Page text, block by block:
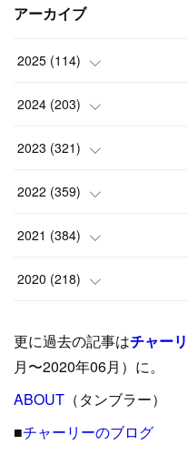
アーカイブ
2025 (114)
(1)
(8)
(6)
(9 )
( 5 )
( 15
(24)
(8 )
2024 (203)
(24)
(10)
(18)
(17)
)
(12)
19)
2023 (321)
(25)
(17)
(35)
(33 )
(26)
27)
2022 (359)
(42)
(37)
(31)
(31)
31
2021 (384)
(9)
(39)
( 23)
40
2020 (218)
(24)
( 42)
更に過去の記事はチャー
月〜2020年06月）に。
ABOUT （タンブラー）
■チャーリーのブログ